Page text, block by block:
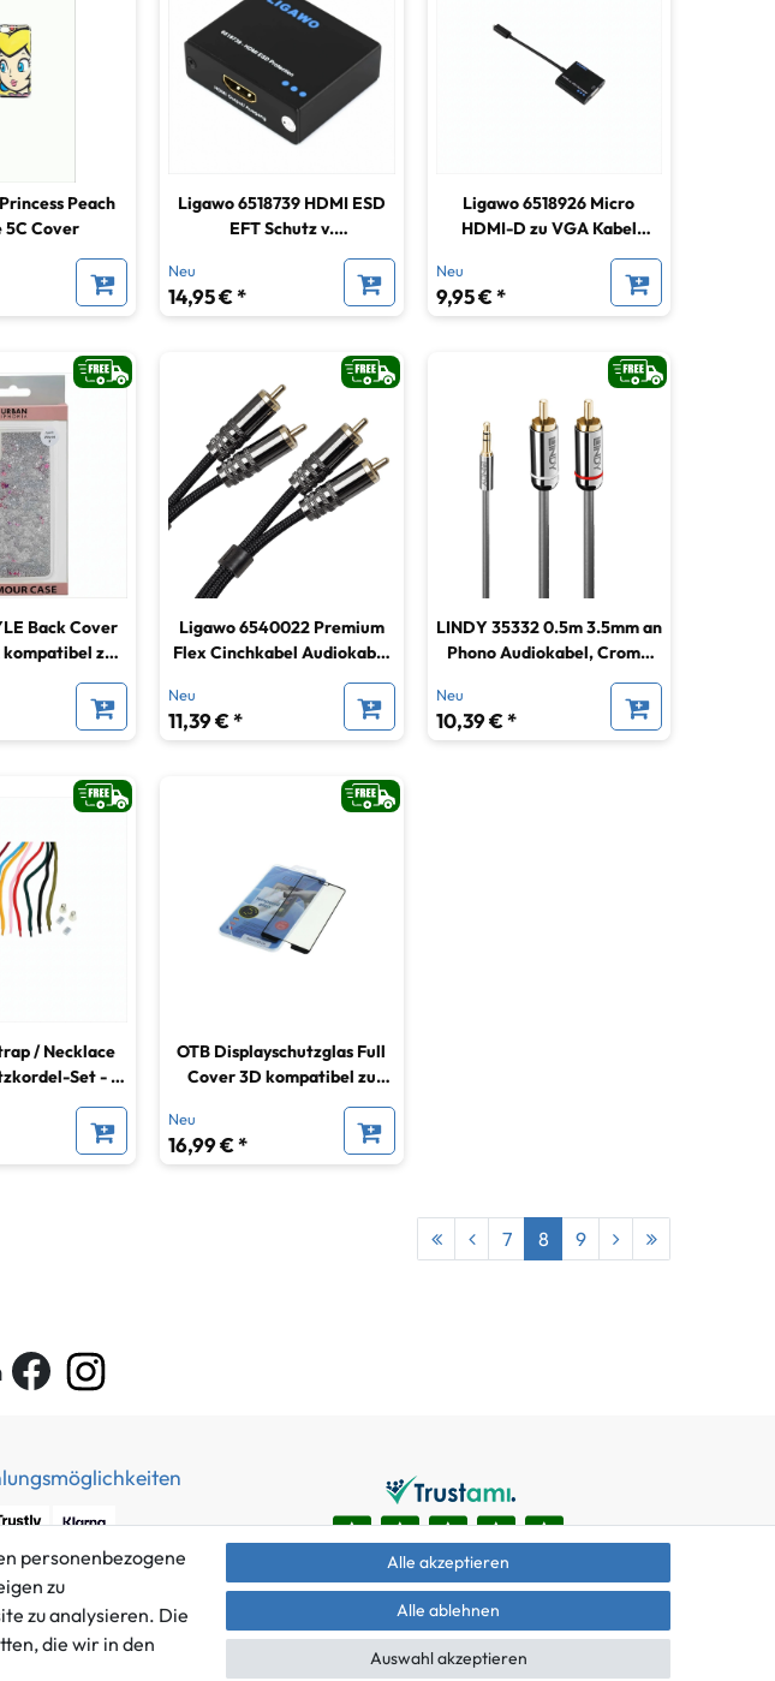
Peach
5C Cover
Ligawo 6518739 HDMI ESD
EFT Schutz v.
elektrostatischer Entladung
Neu
14,95 € *
Ligawo 6518926 Micro
HDMI-D zu VGA Kabel
Adapter Konverter 1:1
Neu
9,95 € *
Back Cover
kompatibel zu
X - Silver
Ligawo 6540022 Premium
Flex Cinchkabel Audiokabel
2x Cinch Stereo 2,5m
Neu
11,39 € *
LINDY 35332 0.5m 3.5mm an
Phono Audiokabel, Cromo
Neu
10,39 € *
/ Necklace
Set - 9
gemischt
OTB Displayschutzglas Full
Cover 3D kompatibel zu
Huawei P20 schwarz
Neu
16,99 € *
7 8 9
im Händlerbund
personenbezogene
zu
zu analysieren. Die
die wir in den
Alle akzeptieren
Alle ablehnen
Auswahl akzeptieren